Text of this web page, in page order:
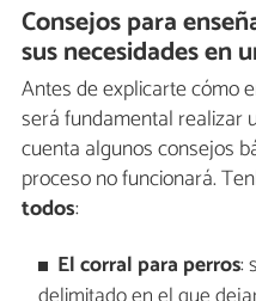
Consejos para
sus necesidades en
Antes de explicarte cómo
será fundamental realizar
cuenta algunos consejos
proceso no funcionará.
todos:
El corral para perros: